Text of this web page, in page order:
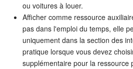
ou voitures à louer.
Afficher comme ressource
pas dans l'emploi du temps, elle
uniquement dans la section des
pratique lorsque vous devez
supplémentaire pour la ressource